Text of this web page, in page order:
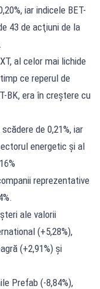
iar indicele BET-
43 de acţiuni de la
al celor mai lichide
ce reperul de
BK, era în creştere cu
de 0,21%, iar
energetic şi al
reprezentative
ale valorii
(+5,28%),
(+2,91%) şi
Prefab (-8,84%),